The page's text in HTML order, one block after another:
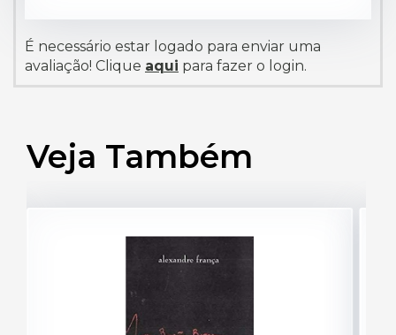
É necessário estar logado para enviar uma
avaliação! Clique aqui para fazer o login.
Veja Também